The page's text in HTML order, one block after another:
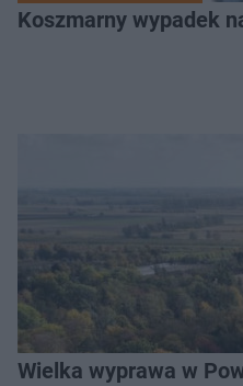
Koszmarny wypadek
Wielka wyprawa w